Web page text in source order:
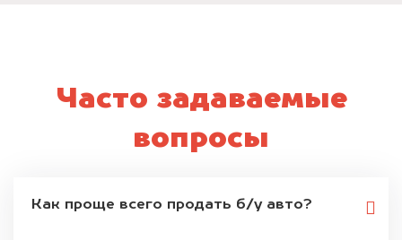
Часто задаваемые
вопросы
Как проще всего продать б/у авто?